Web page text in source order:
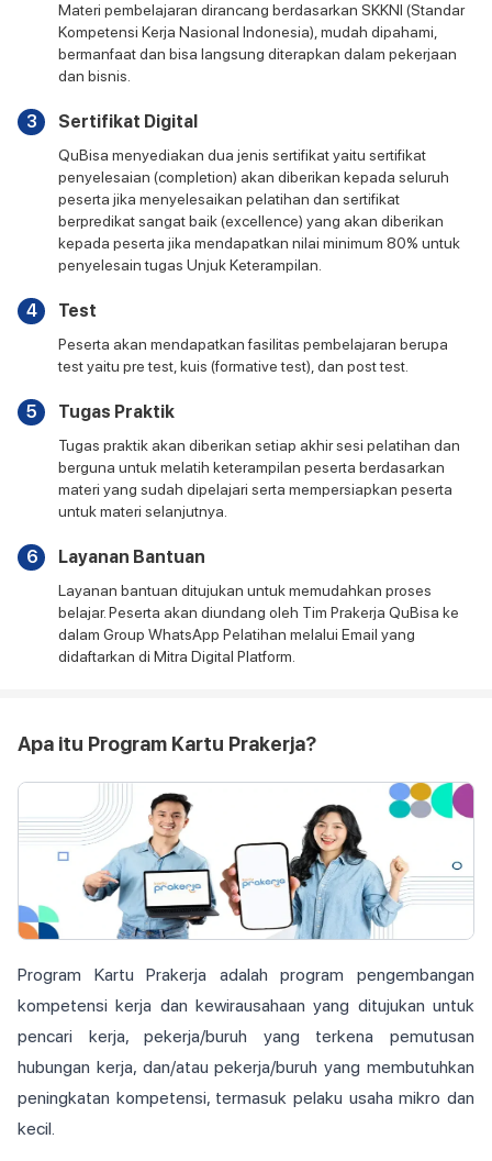
Materi pembelajaran dirancang berdasarkan SKKNI (Standar
Kompetensi Kerja Nasional Indonesia), mudah dipahami,
bermanfaat dan bisa langsung diterapkan dalam pekerjaan
dan bisnis.
3 Sertifikat Digital
QuBisa menyediakan dua jenis sertifikat yaitu sertifikat
penyelesaian (completion) akan diberikan kepada seluruh
peserta jika menyelesaikan pelatihan dan sertifikat
berpredikat sangat baik (excellence) yang akan diberikan
kepada peserta jika mendapatkan nilai minimum 80% untuk
penyelesain tugas Unjuk Keterampilan.
4 Test
Peserta akan mendapatkan fasilitas pembelajaran berupa
test yaitu pre test, kuis (formative test), dan post test.
5 Tugas Praktik
Tugas praktik akan diberikan setiap akhir sesi pelatihan dan
berguna untuk melatih keterampilan peserta berdasarkan
materi yang sudah dipelajari serta mempersiapkan peserta
untuk materi selanjutnya.
6 Layanan Bantuan
Layanan bantuan ditujukan untuk memudahkan proses
belajar. Peserta akan diundang oleh Tim Prakerja QuBisa ke
dalam Group WhatsApp Pelatihan melalui Email yang
didaftarkan di Mitra Digital Platform.
Apa itu Program Kartu Prakerja?
Program Kartu Prakerja adalah program pengembangan
kompetensi kerja dan kewirausahaan yang ditujukan untuk
pencari kerja, pekerja/buruh yang terkena pemutusan
hubungan kerja, dan/atau pekerja/buruh yang membutuhkan
peningkatan kompetensi, termasuk pelaku usaha mikro dan
kecil.